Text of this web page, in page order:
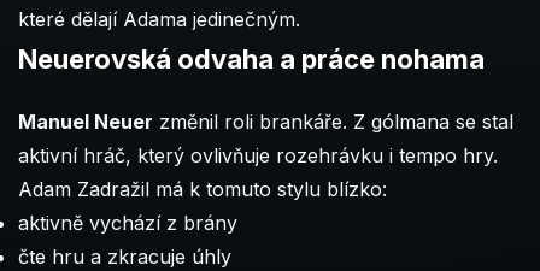
které dělají Adama jedinečným.
Neuerovská odvaha a práce nohama
Manuel Neuer změnil roli brankáře. Z gólmana se stal
aktivní hráč, který ovlivňuje rozehrávku i tempo hry.
Adam Zadražil má k tomuto stylu blízko:
aktivně vychází z brány
čte hru a zkracuje úhly